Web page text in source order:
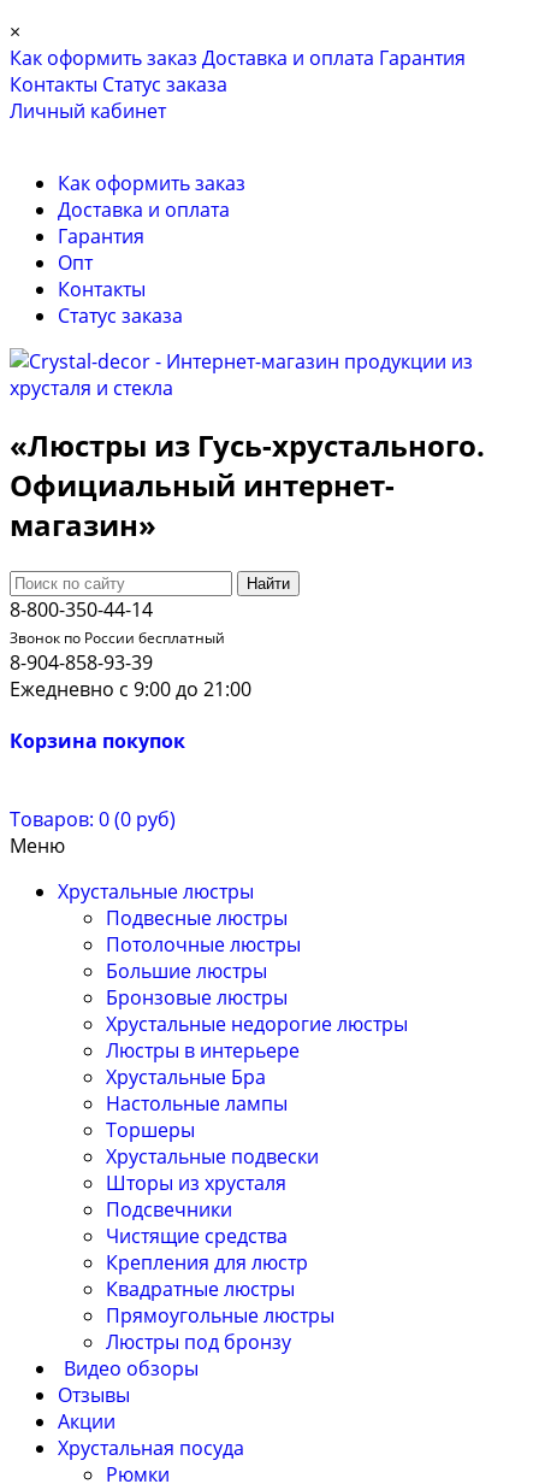
×
Как оформить заказ Доставка и оплата Гарантия
Контакты Cтатус заказа
Личный кабинет
Как оформить заказ
Доставка и оплата
Гарантия
Опт
Контакты
Cтатус заказа
«Люстры из Гусь-хрустального.
Официальный интернет-
магазин»
Найти
8-800-350-44-14
Звонок по России бесплатный
8-904-858-93-39
Ежедневно с 9:00 до 21:00
Корзина покупок
Товаров: 0 (0 руб)
Меню
Хрустальные люстры
Подвесные люстры
Потолочные люстры
Большие люстры
Бронзовые люстры
Хрустальные недорогие люстры
Люстры в интерьере
Хрустальные Бра
Настольные лампы
Торшеры
Хрустальные подвески
Шторы из хрусталя
Подсвечники
Чистящие средства
Крепления для люстр
Квадратные люстры
Прямоугольные люстры
Люстры под бронзу
Видео обзоры
Отзывы
Акции
Хрустальная посуда
Рюмки